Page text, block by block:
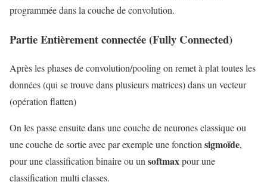
programmée dans la couche de convolution.
Partie Entièrement connectée (Fully Connected)
Après les phases de convolution/pooling on remet à plat toutes les
données (qui se trouve dans plusieurs matrices) dans un vecteur
(opération flatten)
On les passe ensuite dans une couche de neurones classique ou
une couche de sortie avec par exemple une fonctionsigmoïde,
pour une classification binaire ou unsoftmaxpour une
classification multi classes.